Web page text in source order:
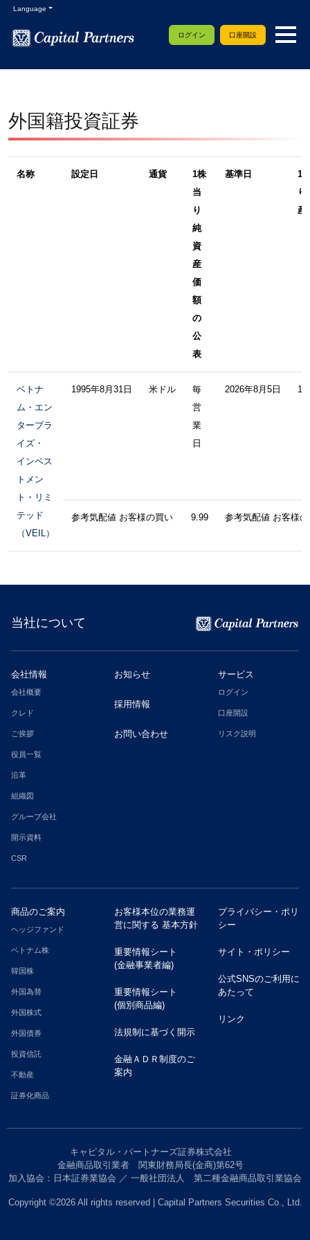
Language
ログイン 口座開設
外国籍投資証券
名称 設定日 通貨
1株
当
り
純
資
産
価
額
の
公
表
基準日
1
り
産
ベトナ
ム・エン
タープラ
イズ・
インベス
トメン
ト・リミ
テッド
（VEIL）
1995年8月31日 米ドル
毎
営
業
日
2026年8月5日
参考気配値 お客様の買い 9.99 参考気配値 お客
当社について
会社情報
会社概要
クレド
ご挨拶
役員一覧
沿革
組織図
グループ会社
開示資料
CSR
お知らせ
採用情報
お問い合わせ
サービス
ログイン
口座開設
リスク説明
商品のご案内
ヘッジファンド
ベトナム株
韓国株
外国為替
外国株式
外国債券
投資信託
不動産
証券化商品
お客様本位の業務運
営に関する 基本方針
重要情報シート
(金融事業者編)
重要情報シート
(個別商品編)
法規制に基づく開示
金融ＡＤＲ制度のご
案内
プライバシー・ポリ
シー
サイト・ポリシー
公式SNSのご利用に
あたって
リンク
キャピタル・パートナーズ証券株式会社
金融商品取引業者 関東財務局長(金商)第62号
加入協会：日本証券業協会 ／ 一般社団法人 第二種金融商品取引業協会
Copyright ©2026 All rights reserved | Capital Partners Securities Co., Ltd.